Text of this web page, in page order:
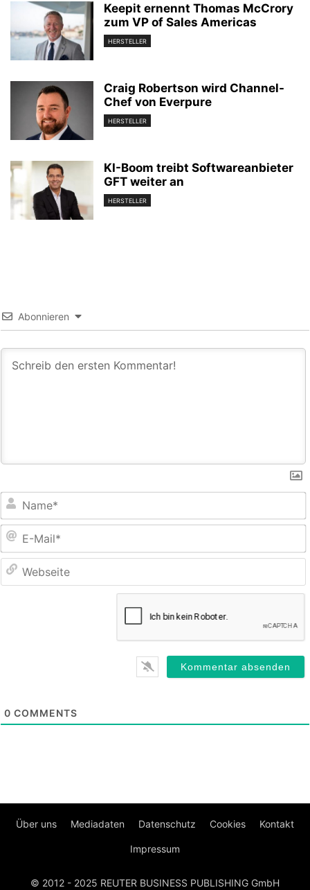
Keepit ernennt Thomas McCrory
zum VP of Sales Americas
HERSTELLER
Craig Robertson wird Channel-
Chef von Everpure
HERSTELLER
KI-Boom treibt Softwareanbieter
GFT weiter an
HERSTELLER
Abonnieren
0 COMMENTS
Über uns Mediadaten Datenschutz Cookies Kontakt
Impressum
© 2012 - 2025 REUTER BUSINESS PUBLISHING GmbH